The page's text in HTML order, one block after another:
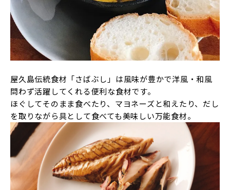
屋久島伝統食材「さばぶし」は風味が豊かで洋風・和風
問わず活躍してくれる便利な食材です。
ほぐしてそのまま食べたり、マヨネーズと和えたり、だし
を取りながら具として食べても美味しい万能食材。